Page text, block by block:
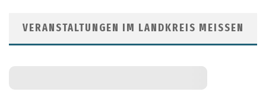
VERANSTALTUNGEN IM LANDKREIS MEISSEN